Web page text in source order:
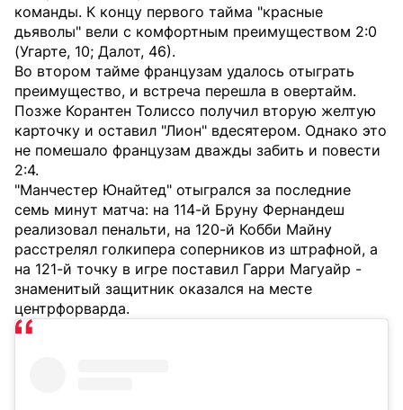
команды. К концу первого тайма "красные
дьяволы" вели с комфортным преимуществом 2:0
(Угарте, 10; Далот, 46).
Во втором тайме французам удалось отыграть
преимущество, и встреча перешла в овертайм.
Позже Корантен Толиссо получил вторую желтую
карточку и оставил "Лион" вдесятером. Однако это
не помешало французам дважды забить и повести
2:4.
"Манчестер Юнайтед" отыгрался за последние
семь минут матча: на 114-й Бруну Фернандеш
реализовал пенальти, на 120-й Кобби Майну
расстрелял голкипера соперников из штрафной, а
на 121-й точку в игре поставил Гарри Магуайр -
знаменитый защитник оказался на месте
центрфорварда.